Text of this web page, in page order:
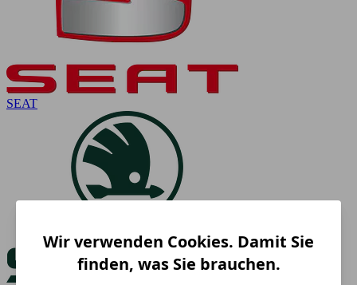
SEAT
Wir verwenden Cookies. Damit Sie
finden, was Sie brauchen.